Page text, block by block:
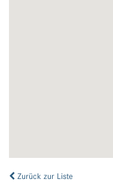
Zurück zur Liste